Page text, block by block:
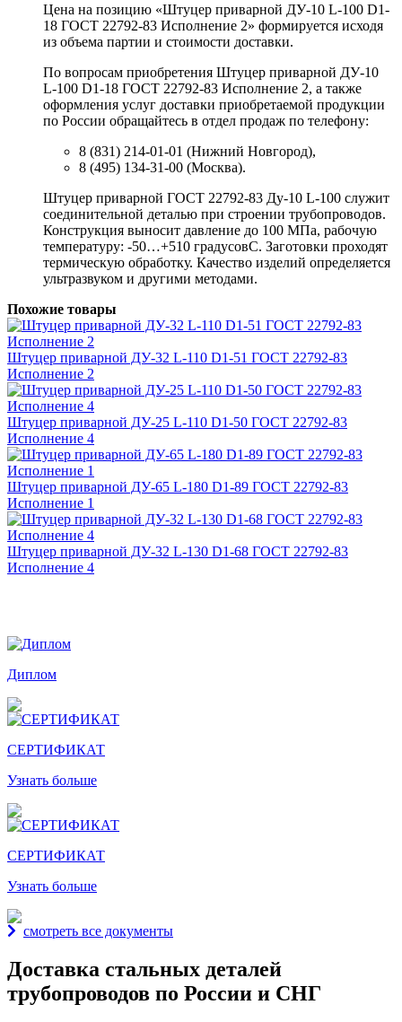
Цена на позицию «Штуцер приварной ДУ-10 L-100 D1-
18 ГОСТ 22792-83 Исполнение 2» формируется исходя
из объема партии и стоимости доставки.
По вопросам приобретения Штуцер приварной ДУ-10
L-100 D1-18 ГОСТ 22792-83 Исполнение 2, а также
оформления услуг доставки приобретаемой продукции
по России обращайтесь в отдел продаж по телефону:
8 (831) 214-01-01 (Нижний Новгород),
8 (495) 134-31-00 (Москва).
Штуцер приварной ГОСТ 22792-83 Ду-10 L-100 служит
соединительной деталью при строении трубопроводов.
Конструкция выносит давление до 100 МПа, рабочую
температуру: -50…+510 градусовС. Заготовки проходят
термическую обработку. Качество изделий определяется
ультразвуком и другими методами.
Похожие товары
Штуцер приварной ДУ-32 L-110 D1-51 ГОСТ 22792-83
Исполнение 2
Штуцер приварной ДУ-25 L-110 D1-50 ГОСТ 22792-83
Исполнение 4
Штуцер приварной ДУ-65 L-180 D1-89 ГОСТ 22792-83
Исполнение 1
Штуцер приварной ДУ-32 L-130 D1-68 ГОСТ 22792-83
Исполнение 4
Диплом
СЕРТИФИКАТ
Узнать больше
СЕРТИФИКАТ
Узнать больше
смотреть все документы
Доставка стальных деталей
трубопроводов по России и СНГ